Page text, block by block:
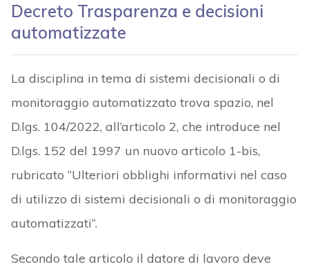
Decreto Trasparenza e decisioni
automatizzate
La disciplina in tema di sistemi decisionali o di
monitoraggio automatizzato trova spazio, nel
D.lgs. 104/2022, all’articolo 2, che introduce nel
D.lgs. 152 del 1997 un nuovo articolo 1-bis,
rubricato “Ulteriori obblighi informativi nel caso
di utilizzo di sistemi decisionali o di monitoraggio
automatizzati”.
Secondo tale articolo il datore di lavoro deve